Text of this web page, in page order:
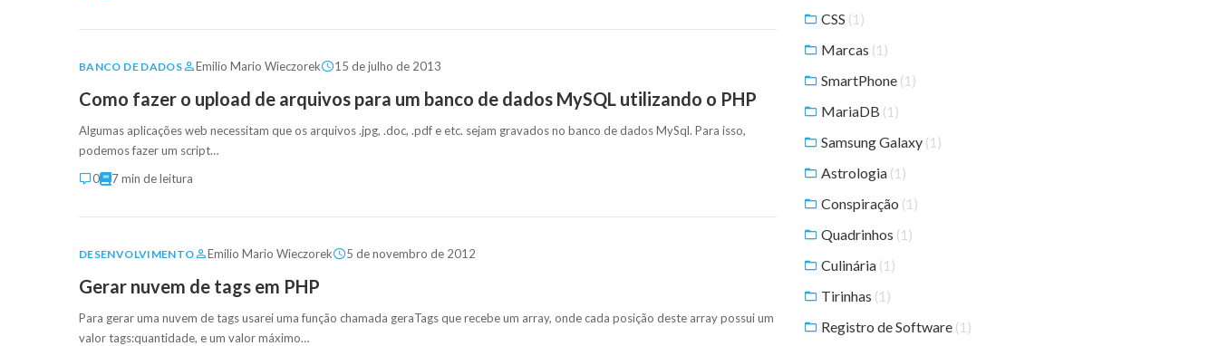
BANCO DE DADOS Emilio Mario Wieczorek 15 de julho de 2013
Como fazer o upload de arquivos para um banco de dados MySQL utilizando o PHP
Algumas aplicações web necessitam que os arquivos .jpg, .doc, .pdf e etc. sejam gravados no banco de dados MySql. Para isso,
podemos fazer um script…
0
7 min de leitura
DESENVOLVIMENTO Emilio Mario Wieczorek 5 de novembro de 2012
Gerar nuvem de tags em PHP
Para gerar uma nuvem de tags usarei uma função chamada geraTags que recebe um array, onde cada posição deste array possui um
valor tags:quantidade, e um valor máximo…
CSS (1)
Marcas (1)
SmartPhone (1)
MariaDB (1)
Samsung Galaxy (1)
Astrologia (1)
Conspiração (1)
Quadrinhos (1)
Culinária (1)
Tirinhas (1)
Registro de Software (1)